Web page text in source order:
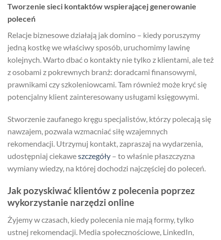
Tworzenie sieci kontaktów wspierającej generowanie
poleceń
Relacje biznesowe działają jak domino – kiedy poruszymy
jedną kostkę we właściwy sposób, uruchomimy lawinę
kolejnych. Warto dbać o kontakty nie tylko z klientami, ale też
z osobami z pokrewnych branż: doradcami finansowymi,
prawnikami czy szkoleniowcami. Tam również może kryć się
potencjalny klient zainteresowany usługami księgowymi.
Stworzenie zaufanego kręgu specjalistów, którzy polecają się
nawzajem, pozwala wzmacniać siłę wzajemnych
rekomendacji. Utrzymuj kontakt, zapraszaj na wydarzenia,
udostępniaj ciekaweszczegóły – to właśnie płaszczyzna
wymiany wiedzy, na której dochodzi najczęściej do poleceń.
Jak pozyskiwać klientów z polecenia poprzez
wykorzystanie narzędzi online
Żyjemy w czasach, kiedy polecenia nie mają formy, tylko
ustnej rekomendacji. Media społecznościowe, LinkedIn,